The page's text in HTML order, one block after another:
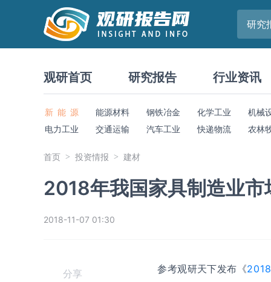
研究
观研首页 研究报告 行业资讯
新 能 源 能源材料 钢铁冶金 化学工业
机械
电力工业
交通运输 汽车工业 快递物流 农林
首页 投资情报 建材
2018年我国家具制造业
2018-11-07 01:30
分享 参考观研天下发布《